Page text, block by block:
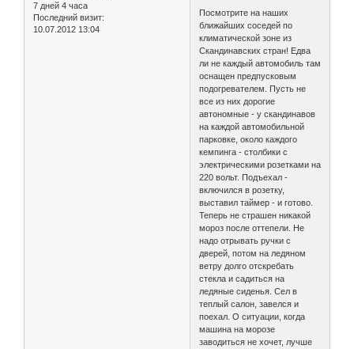
7 дней 4 часа
Последний визит:
10.07.2012 13:04
Посмотрите на наших
ближайших соседей по
климатической зоне из
Скандинавских стран! Едва
ли не каждый автомобиль там
оснащен предпусковым
подогревателем. Пусть не
все из них дорогие
автономные - у скандинавов
на каждой автомобильной
парковке, около каждого
кемпинга - столбики с
электрическими розетками на
220 вольт. Подъехал -
включился в розетку,
выставил таймер - и готово.
Теперь не страшен никакой
мороз после оттепели. Не
надо отрывать ручки с
дверей, потом на ледяном
ветру долго отскребать
стекла и садиться на
ледяные сиденья. Сел в
теплый салон, завелся и
поехал. О ситуации, когда
машина на морозе
заводиться не хочет, лучше